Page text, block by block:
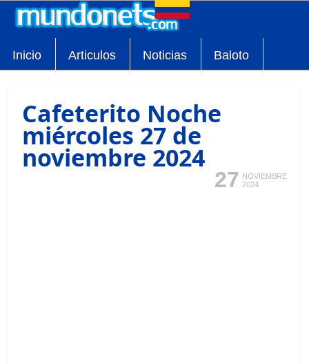
Inicio Articulos Noticias Baloto
Cafeterito Noche
miércoles 27 de
noviembre 2024
27 NOVIEMBRE
2024